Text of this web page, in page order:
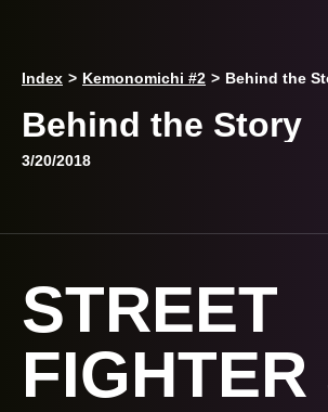
Index > Kemonomichi #2 > Behind the
Behind the Story
3/20/2018
STREET
FIGHTER